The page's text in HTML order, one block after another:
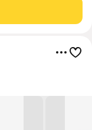
не требует